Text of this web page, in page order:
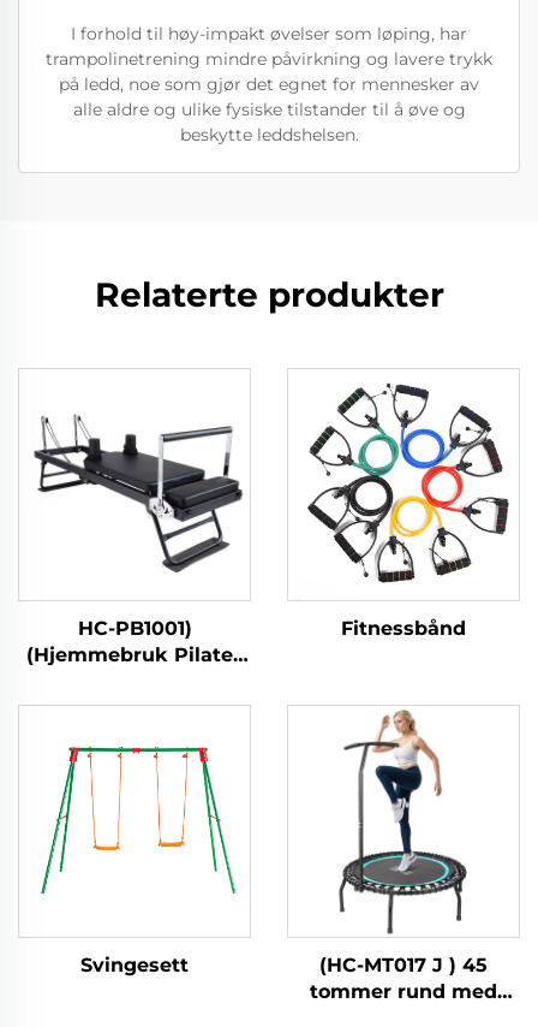
I forhold til høy-impakt øvelser som løping, har
trampolinetrening mindre påvirkning og lavere trykk
på ledd, noe som gjør det egnet for mennesker av
alle aldre og ulike fysiske tilstander til å øve og
beskytte leddshelsen.
Relaterte produkter
HC-PB1001)
(Hjemmebruk Pilates
Fitnessbånd
Svingesett
(HC-MT017 J ) 45
tommer rund med